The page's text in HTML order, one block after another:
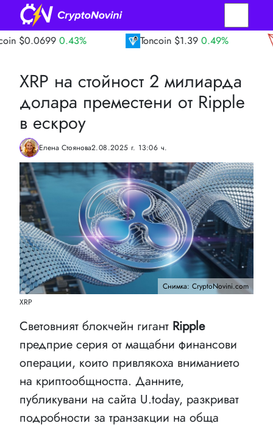
0.43% $1.39 0.49%
XRP на стойност 2 милиарда
долара преместени от Ripple
в ескроу
Елена Стоянова2.08.2025 г. 13:06 ч.
Снимка: CryptoNovini.com
XRP
Световният блокчейн гигант Ripple
предприе серия от мащабни финансови
операции, които привлякоха вниманието
на криптообщността. Данните,
публикувани на сайта U.today, разкриват
подробности за транзакции на обща